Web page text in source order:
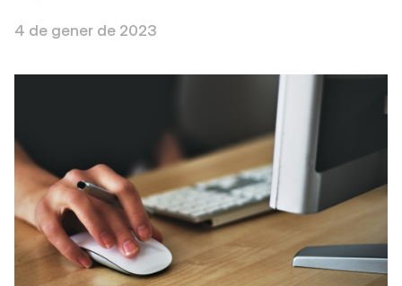
4 de gener de 2023